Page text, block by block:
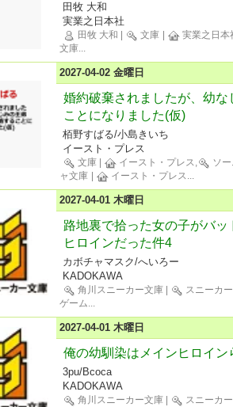
田牧 大和
実業之日本社
田牧 大和 文庫
実業之日本
文庫...
2027-04-02 金曜日
婚約破棄されましたが、幼
ことになりました(仮)
栢野すばる/小島きいち
イースト・プレス
文庫 イースト・プレス,
ソ
ャ文庫
イースト・プレス...
2027-04-01 木曜日
路地裏で拾った女の子がバ
ヒロインだった件4
カボチャマスク/へいろー
KADOKAWA
角川スニーカー文庫
スニーカ
ゲーム...
2027-04-01 木曜日
俺の幼馴染はメインヒロイン
3pu/Bcoca
KADOKAWA
角川スニーカー文庫
スニーカ